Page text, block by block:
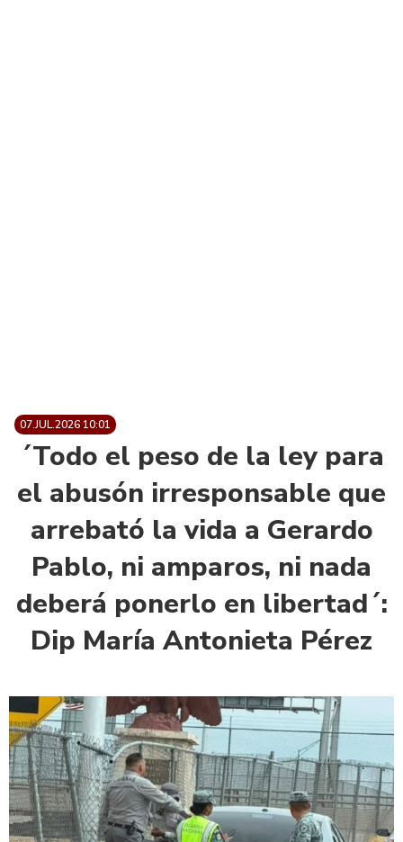
07.JUL.2026 10:01
´Todo el peso de la ley para
el abusón irresponsable que
arrebató la vida a Gerardo
Pablo, ni amparos, ni nada
deberá ponerlo en libertad´:
Dip María Antonieta Pérez